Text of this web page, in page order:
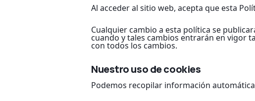
Al acceder al sitio web, acepta que esta
Cualquier cambio a esta política se
cuando y tales cambios entrarán en vigor
con todos los cambios.
Nuestro uso de cookies
Podemos recopilar información